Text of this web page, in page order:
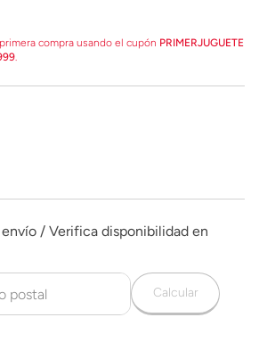
compra usando el cupón PRIMERJUGUETE
.
Calcular